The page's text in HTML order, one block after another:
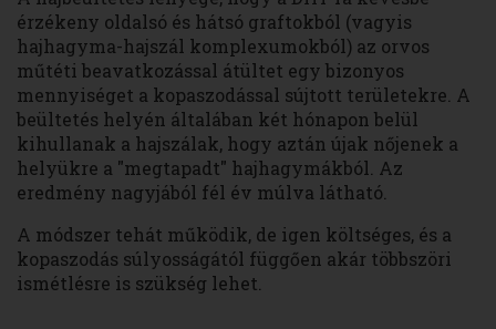
érzékeny oldalsó és hátsó graftokból (vagyis
hajhagyma-hajszál komplexumokból) az orvos
műtéti beavatkozással átültet egy bizonyos
mennyiséget a kopaszodással sújtott területekre. A
beültetés helyén általában két hónapon belül
kihullanak a hajszálak, hogy aztán újak nőjenek a
helyükre a "megtapadt" hajhagymákból. Az
eredmény nagyjából fél év múlva látható.
A módszer tehát működik, de igen költséges, és a
kopaszodás súlyosságától függően akár többszöri
ismétlésre is szükség lehet.